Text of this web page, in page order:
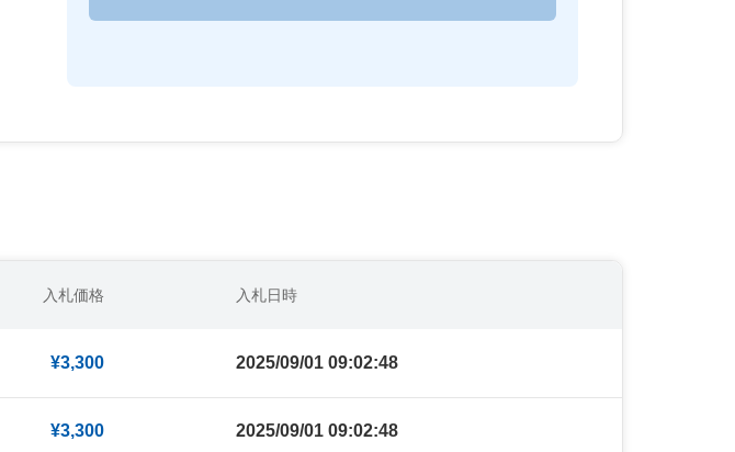
入札価格 入札日時
¥3,300 2025/09/01 09:02:48
¥3,300 2025/09/01 09:02:48